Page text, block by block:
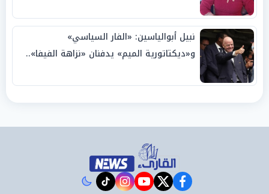
نبيل أبوالياسين: «الفار السياسي»
و«ديكتاتورية الميم» يدفنان «نزاهة الفيفا»..
facebook
twitter
youtube
instagram
tiktok